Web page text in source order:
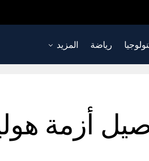
رياضة المزيد
أزمة